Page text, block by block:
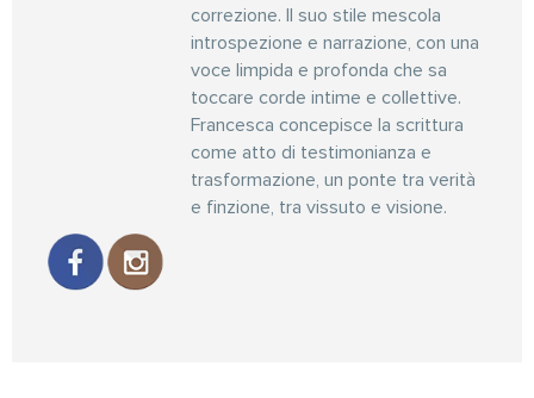
correzione. Il suo stile mescola
introspezione e narrazione, con una
voce limpida e profonda che sa
toccare corde intime e collettive.
Francesca concepisce la scrittura
come atto di testimonianza e
trasformazione, un ponte tra verità
e finzione, tra vissuto e visione.